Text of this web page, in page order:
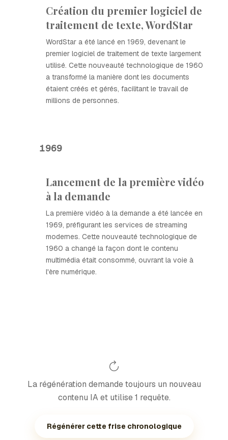
Création du premier logiciel de
traitement de texte, WordStar
WordStar a été lancé en 1969, devenant le
premier logiciel de traitement de texte largement
utilisé. Cette nouveauté technologique de 1960
a transformé la manière dont les documents
étaient créés et gérés, facilitant le travail de
millions de personnes.
1969
Lancement de la première vidéo
à la demande
La première vidéo à la demande a été lancée en
1969, préfigurant les services de streaming
modernes. Cette nouveauté technologique de
1960 a changé la façon dont le contenu
multimédia était consommé, ouvrant la voie à
l'ère numérique.
La régénération demande toujours un nouveau
contenu IA et utilise 1 requête.
Régénérer cette frise chronologique